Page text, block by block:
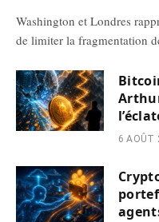
Washington et Londres
de limiter la fragmentation
6 AOÛT